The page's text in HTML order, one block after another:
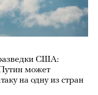
США:
может
на одну из стран